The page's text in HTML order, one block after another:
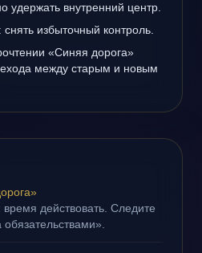
удержать внутренний центр.
избыточный контроль.
«Синяя дорога»
между старым и новым
действовать. Следите